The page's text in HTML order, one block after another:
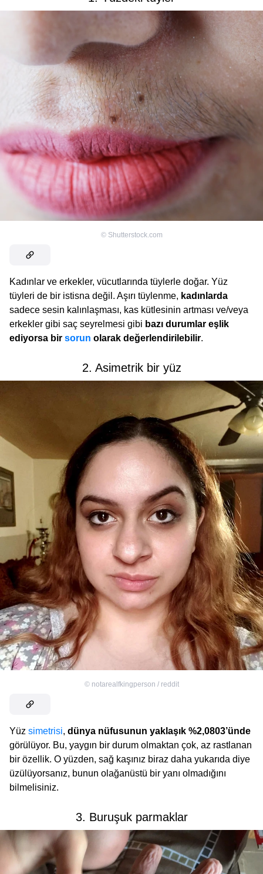
© Shutterstock.com
Kadınlar ve erkekler, vücutlarında tüylerle doğar. Yüz
tüyleri de bir istisna değil. Aşırı tüylenme, kadınlarda
sadece sesin kalınlaşması, kas kütlesinin artması ve/veya
erkekler gibi saç seyrelmesi gibi bazı durumlar eşlik
ediyorsa bir sorun olarak değerlendirilebilir.
2. Asimetrik bir yüz
© notarealfkingperson / reddit
Yüz simetrisi, dünya nüfusunun yaklaşık %2,0803’ünde
görülüyor. Bu, yaygın bir durum olmaktan çok, az rastlanan
bir özellik. O yüzden, sağ kaşınız biraz daha yukarıda diye
üzülüyorsanız, bunun olağanüstü bir yanı olmadığını
bilmelisiniz.
3. Buruşuk parmaklar